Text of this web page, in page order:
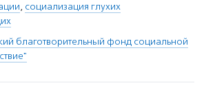
, социализация глухих
благотворительный фонд социальной